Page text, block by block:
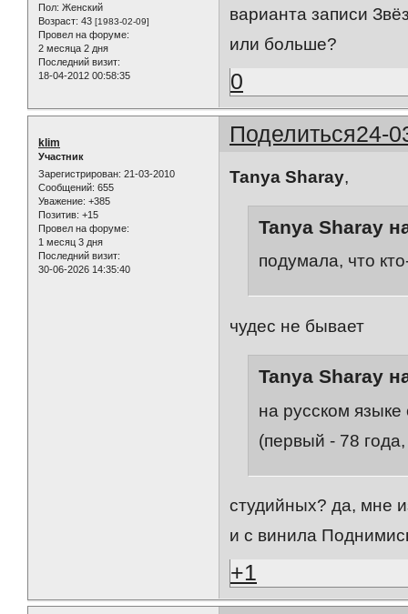
Пол: Женский
Возраст: 43 [1983-02-09]
Провел на форуме:
2 месяца 2 дня
Последний визит:
18-04-2012 00:58:35
варианта записи
или больше?
0
Поделиться24-
klim
Участник
Зарегистрирован: 21-03-2010
Сообщений: 655
Уважение: +385
Позитив: +15
Провел на форуме:
1 месяц 3 дня
Последний визит:
30-06-2026 14:35:40
Tanya Sharay,
Tanya Sharay
подумала, что
чудес не бывает
Tanya Sharay
на русском языке
(первый - 78
студийных? да, мне
и с винила
+1